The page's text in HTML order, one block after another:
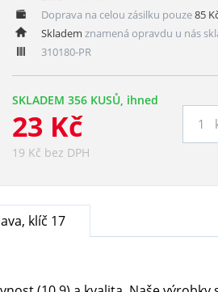
Doprava na celou zásilku pouze85
Skladem znamená opravdu u nás
310180-PR
SKLADEM 356 KUSŮ, ihned
23 Kč
19 Kč bez DPH
klíč 17